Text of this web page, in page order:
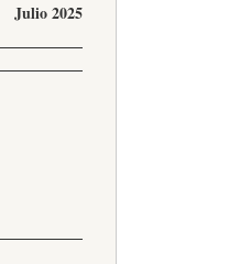
Julio 2025